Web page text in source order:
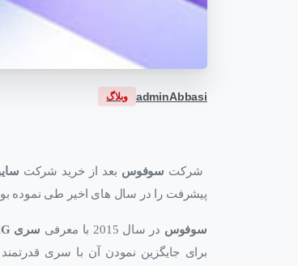
adminAbbasi وبلاگ
شرکت سوفوس بعد از خرید شرکت
پیشرفت را در سال های اخیر طی نموده بود
سوفوس در سال 2015 با معرفی سری XG